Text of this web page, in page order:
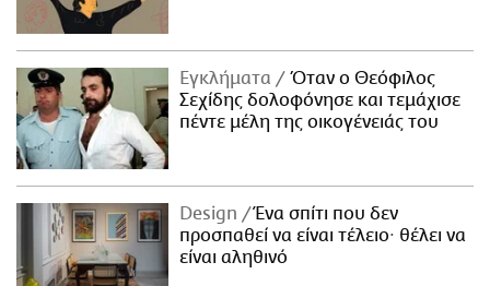
Εγκλήματα
Όταν ο Θεόφιλος
Σεχίδης δολοφόνησε και τεμάχισε
πέντε μέλη της οικογένειάς του
Design
Ένα σπίτι που δεν
προσπαθεί να είναι τέλειο· θέλει να
είναι αληθινό